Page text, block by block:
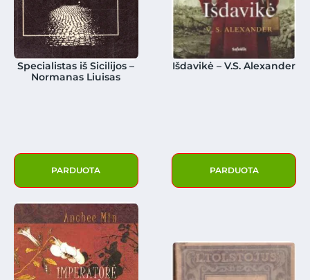
Specialistas iš Sicilijos –
Normanas Liuisas
PARDUOTA
Išdavikė – V.S. Alexander
PARDUOTA